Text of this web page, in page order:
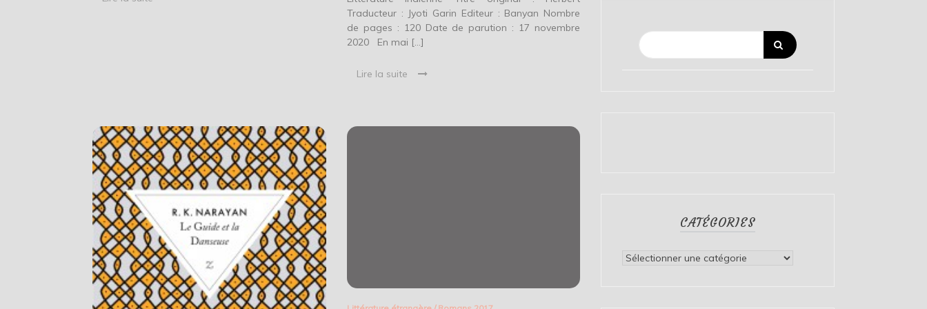
Traducteur : Jyoti Garin Editeur : Banyan Nombre
de pages : 120 Date de parution : 17 novembre
2020 En mai […]
Lire la suite
CATÉGORIES
Catégories